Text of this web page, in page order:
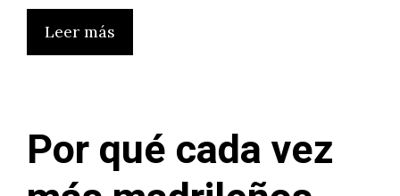
Leer más
Por qué cada vez